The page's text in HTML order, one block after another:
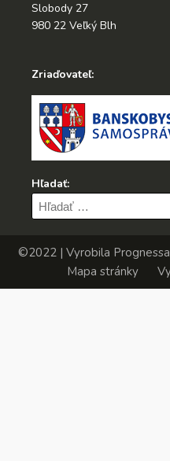
Slobody 27
980 22 Veľký Blh
Zriaďovateľ:
Hľadať:
Hľadať:
©2022 | Vyrobila Prognessa
Mapa stránky